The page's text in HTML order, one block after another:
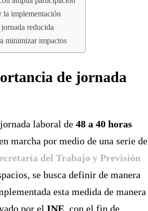
la implementación
reducida
minimizar impactos
de jornada
laboral de48 a 40 horas
marcha por medio de una serie de
del Trabajo y Previsión
se busca definir de manera
esta medida de manera
por elINE, con el fin de